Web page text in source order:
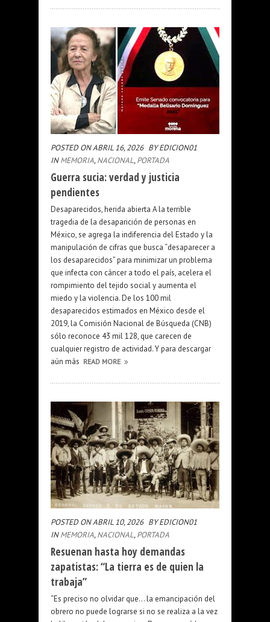
POSTED ON ABRIL 16, 2026 BY EDICION01
INMEMORIA,NACIONAL,PORTADA
Guerra sucia: verdad y justicia
pendientes
Desaparecidos, herida abierta A la terrible
tragedia de la desaparición de personas en
México, se agrega la indiferencia del Estado y la
manipulación de cifras que busca “desaparecer a
los desaparecidos” para minimizar un problema
que infecta con cáncer a todo el país, acelera el
rompimiento del tejido social y aumenta el
miedo y la violencia. De los 100 mil
desaparecidos estimados en México desde el
2019, la Comisión Nacional de Búsqueda (CNB)
sólo reconoce 43 mil 128, que carecen de
cualquier registro de actividad. Y para descargar
aún más READ MORE
POSTED ON ABRIL 10, 2026 BY EDICION01
INMEMORIA,NACIONAL,PORTADA
Resuenan hasta hoy demandas
zapatistas: “La tierra es de quien la
trabaja”
“Es preciso no olvidar que… la emancipación del
obrero no puede lograrse si no se realiza a la vez